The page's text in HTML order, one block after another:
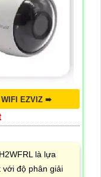
WIFI EZVIZ ➠
là lựa
với độ phân giải